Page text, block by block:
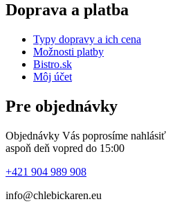
Doprava a platba
Typy dopravy a ich cena
Možnosti platby
Bistro.sk
Môj účet
Pre objednávky
Objednávky Vás poprosíme nahlásiť
aspoň deň vopred do 15:00
+421 904 989 908
info@chlebickaren.eu